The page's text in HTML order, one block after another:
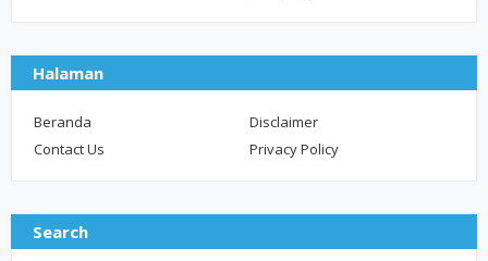
Halaman
Beranda
Disclaimer
Contact Us
Privacy Policy
Search